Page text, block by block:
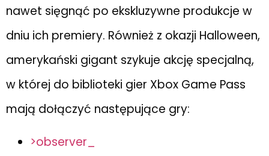
nawet sięgnąć po ekskluzywne produkcje w
dniu ich premiery. Również z okazji Halloween,
amerykański gigant szykuje akcję specjalną,
w której do biblioteki gier Xbox Game Pass
mają dołączyć następujące gry:
>observer_